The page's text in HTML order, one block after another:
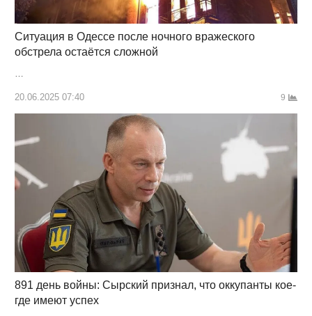
Ситуация в Одессе после ночного вражеского
обстрела остаётся сложной
20.06.2025 07:40 9
891 день войны: Сырский признал, что оккупанты кое-
где имеют успех